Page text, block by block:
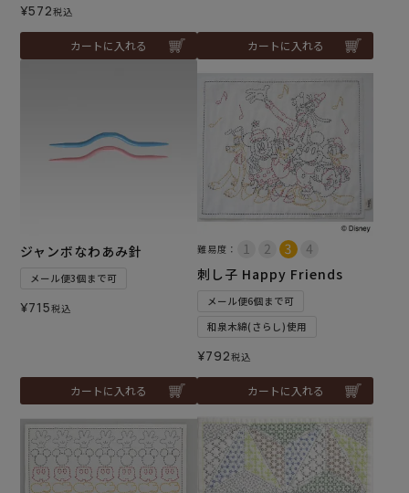
¥572税込
カートに入れる カートに入れる
ジャンボなわあみ針
メール便3個まで可
¥715税込
カートに入れる
難易度：
刺し子 Happy Friends
メール便6個まで可
和泉木綿(さらし)使用
¥792税込
カートに入れる